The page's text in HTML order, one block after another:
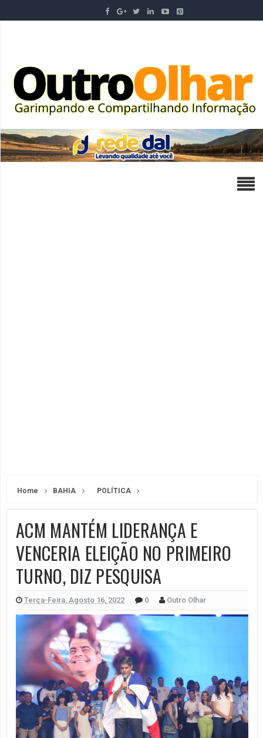
Home BAHIA POLÍTICA
ACM MANTÉM LIDERANÇA E
VENCERIA ELEIÇÃO NO PRIMEIRO
TURNO, DIZ PESQUISA
Terça-Feira, Agosto 16, 2022 0 Outro Olhar